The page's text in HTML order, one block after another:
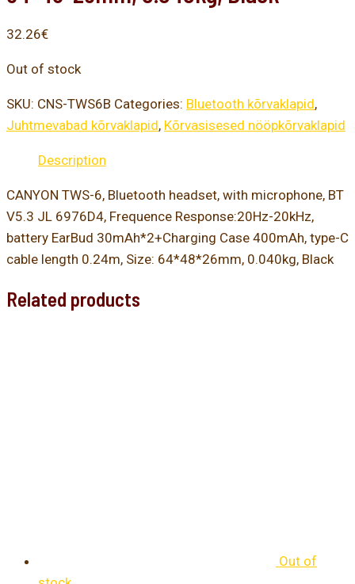
32.26€
Out of stock
SKU: CNS-TWS6B Categories: Bluetooth kõrvaklapid,
Juhtmevabad kõrvaklapid, Kõrvasisesed nööpkõrvaklapid
Description
CANYON TWS-6, Bluetooth headset, with microphone, BT
V5.3 JL 6976D4, Frequence Response:20Hz-20kHz,
battery EarBud 30mAh*2+Charging Case 400mAh, type-C
cable length 0.24m, Size: 64*48*26mm, 0.040kg, Black
Related products
Out of